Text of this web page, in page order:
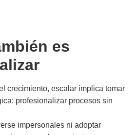
es
crecimiento, escalar implica tomar
profesionalizar procesos sin
impersonales ni adoptar